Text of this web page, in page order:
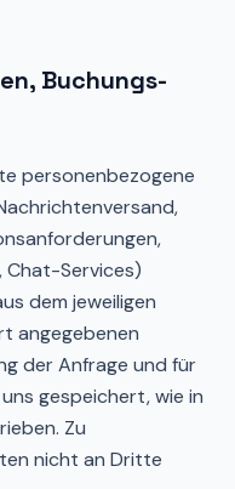
Buchungs-
personenbezogene
Chat-Services)
dem jeweiligen
angegebenen
der Anfrage und für
gespeichert, wie in
Zu
nicht an Dritte